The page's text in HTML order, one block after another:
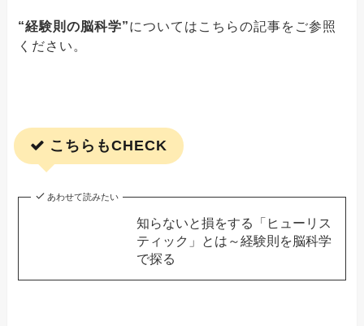
“経験則の脳科学”についてはこちらの記事をご参照
ください。
こちらもCHECK
あわせて読みたい
知らないと損をする「ヒューリス
ティック」とは～経験則を脳科学
で探る